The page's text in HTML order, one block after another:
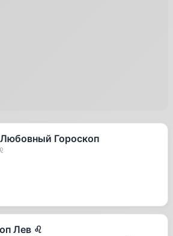
Гороскоп
Лев ♌️